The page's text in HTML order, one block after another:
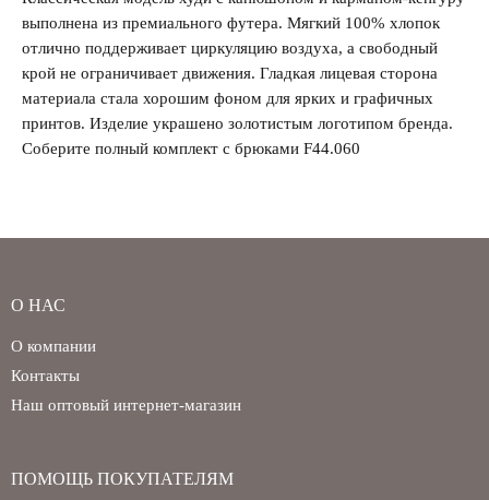
выполнена из премиального футера. Мягкий 100% хлопок
отлично поддерживает циркуляцию воздуха, а свободный
крой не ограничивает движения. Гладкая лицевая сторона
материала стала хорошим фоном для ярких и графичных
принтов. Изделие украшено золотистым логотипом бренда.
Соберите полный комплект с брюками F44.060
О НАС
О компании
Контакты
Наш оптовый интернет-магазин
ПОМОЩЬ ПОКУПАТЕЛЯМ